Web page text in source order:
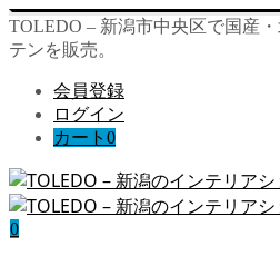
TOLEDO – 新潟市中央区で国産
テンを販売。
会員登録
ログイン
カート 0
0